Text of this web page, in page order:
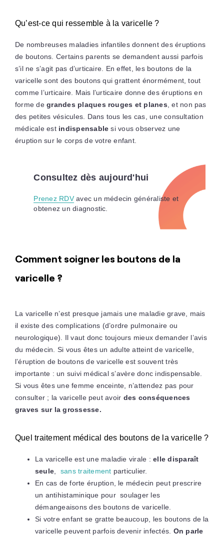
Qu’est-ce qui ressemble à la varicelle ?
De nombreuses maladies infantiles donnent des éruptions
de boutons. Certains parents se demandent aussi parfois
s’il ne s’agit pas d’urticaire. En effet, les boutons de la
varicelle sont des boutons qui grattent énormément, tout
comme l’urticaire. Mais l’urticaire donne des éruptions en
forme degrandes plaques rouges et planes, et non pas
des petites vésicules. Dans tous les cas, une consultation
médicale est indispensable si vous observez une
éruption sur le corps de votre enfant.
Consultez dès aujourd'hui
Prenez RDVavec un médecin généraliste et
obtenez un diagnostic.
Comment soigner les boutons de la
varicelle ?
La varicelle n’est presque jamais une maladie grave, mais
il existe des complications (d’ordre pulmonaire ou
neurologique). Il vaut donc toujours mieux demander l’avis
du médecin. Si vous êtes un adulte atteint de varicelle,
l’éruption de boutons de varicelle est souvent très
importante : un suivi médical s’avère donc indispensable.
Si vous êtes une femme enceinte, n’attendez pas pour
consulter ; la varicelle peut avoir des conséquences
graves sur la grossesse.
Quel traitement médical des boutons de la varicelle ?
La varicelle est une maladie virale :elle disparaît
seule, sans traitement particulier.
En cas de forte éruption, le médecin peut prescrire
un antihistaminique pour soulager les
démangeaisons des boutons de varicelle.
Si votre enfant se gratte beaucoup, les boutons de la
varicelle peuvent parfois devenir infectés. On parle